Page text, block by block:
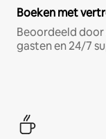
Boeken met
Beoordeeld
gasten en 24/7